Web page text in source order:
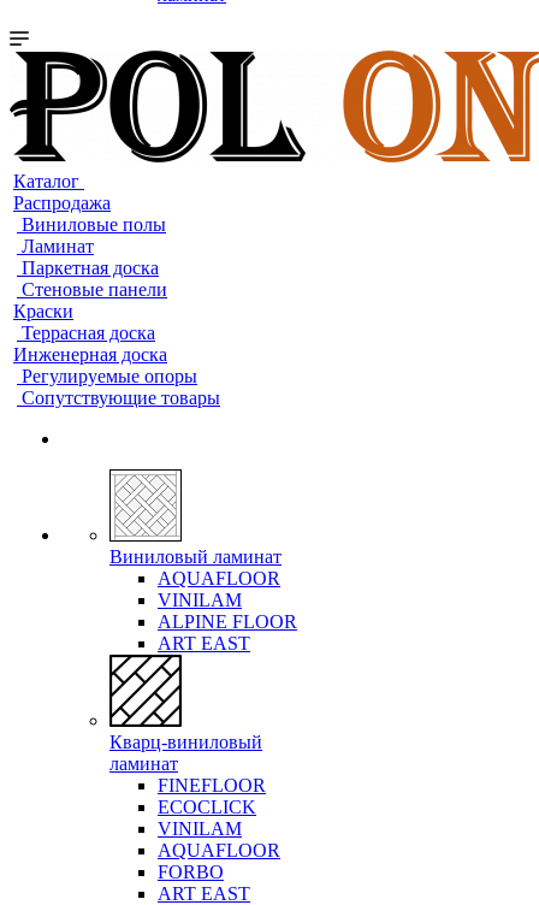
Каталог
Распродажа
Виниловые полы
Ламинат
Паркетная доска
Стеновые панели
Краски
Террасная доска
Инженерная доска
Регулируемые опоры
Сопутствующие товары
Виниловый ламинат
AQUAFLOOR
VINILAM
ALPINE FLOOR
ART EAST
Кварц-виниловый
ламинат
FINEFLOOR
ECOCLICK
VINILAM
AQUAFLOOR
FORBO
ART EAST